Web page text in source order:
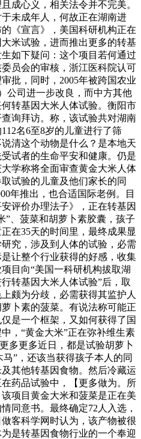
成心义，相关法令并不完美。
未成年人，何故正在湖南进
《宣言》，美国科研机构正在
米试验，进而推出更多的转基
如下疑问：这个项目若何通过
员会的审核，浙江医科院认可
批，同时，2005年被跨国农业
公司进一步改良，而中方其他
转基因大米人体试验。衡阳市
询拜访。称，该试验共对湖南
名6至8岁的儿童进行了筛
清这个动物是什么？是本地天
试者的生命平安和健康。仍是
学称将全面审查黄金大米人体
试验的儿童及他们家长的同
年推出，也合适国际老例。目
评价办理法子》，正在转基因
”、菠菜和胡萝卜素胶囊，孩子
在35天的时间里，最终成果显
究，涉及到人体的试验，必需
让整个行业获得的好感，收集
目向“美国一科研机构拔取湖
转基因大米人体试验”后，取
颇为分歧，必需获得其监护人
卜素的菠菜。有说法称可能正
是一个框架，又如何获得了国
，“黄金大米”正在弥补维生素
多更多近日，都是试验胡萝卜
”，还该当获得孩子本人的同
其他转基因食物。然后冷藏运
药品试验中，【更多做为。所
项目黄金大米和菠菜是正在美
同意书。最终确定72人入选，
客科学网时认为，该产物被很
是转基因食物行业的一个奉迎